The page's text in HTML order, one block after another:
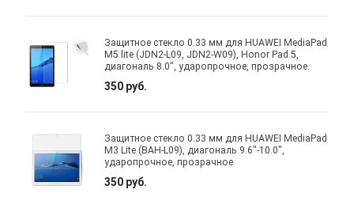
Защитное стекло 0.33 мм для HUAWEI MediaPad
M5 lite (JDN2-L09, JDN2-W09), Honor Pad 5,
диагональ 8.0", ударопрочное, прозрачное.
350 руб.
Защитное стекло 0.33 мм для HUAWEI MediaPad
M3 Lite (BAH-L09), диагональ 9.6"-10.0",
ударопрочное, прозрачное
350 руб.